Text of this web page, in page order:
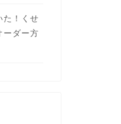
た！くせ
ーダー方